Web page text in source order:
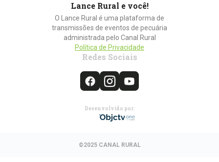
Lance Rural e você!
O Lance Rural é uma plataforma de
transmissões de eventos de pecuária
administrada pelo Canal Rural
Política de Privacidade
Redes Sociais
Desenvolvido por:
©2025 CANAL RURAL